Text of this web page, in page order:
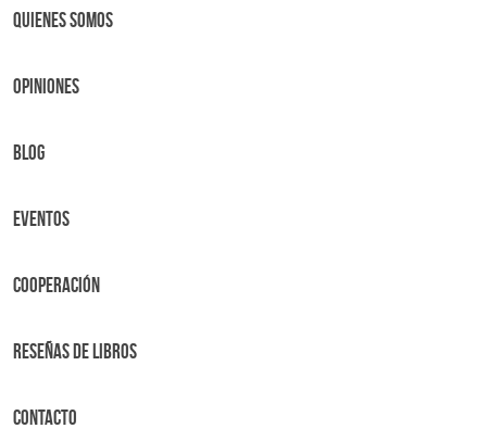
Quienes Somos
OPINIONES
BLOG
Eventos
Cooperación
Reseñas de libros
Contacto